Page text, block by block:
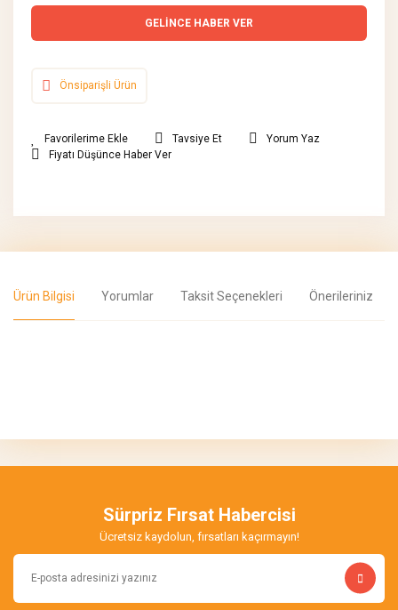
GELİNCE HABER VER
Önsiparişli Ürün
Tavsiye Et
Yorum Yaz
Fiyatı Düşünce Haber Ver
Ürün Bilgisi Yorumlar Taksit Seçenekleri Önerileriniz
Yorum Yaz
Ürün bilgilerinde hatalar bulunuyor.
Ürün fiyatı diğer sitelerden daha pahalı.
Bu ürüne benzer farklı alternatifler olmalı.
Sürpriz Fırsat Habercisi
Ücretsiz kaydolun, fırsatları kaçırmayın!